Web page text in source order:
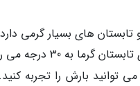
های بسیار گرمی
آیا می توانید تحمل کنید؟
توانید بارش را تجربه